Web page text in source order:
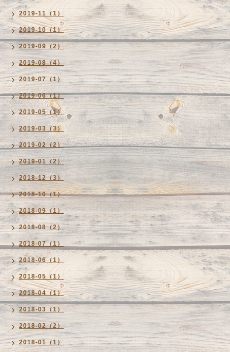
2019-11（1）
2019-10（1）
2019-09（2）
2019-08（4）
2019-07（1）
2019-06（1）
2019-05（1）
2019-03（3）
2019-02（2）
2019-01（2）
2018-12（3）
2018-10（1）
2018-09（1）
2018-08（2）
2018-07（1）
2018-06（1）
2018-05（1）
2018-04（1）
2018-03（1）
2018-02（2）
2018-01（1）